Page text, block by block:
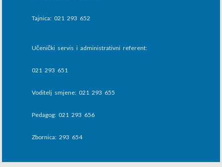
Tajnica: 021 293 652
Učenički servis i administrativni referent:
021 293 651
Voditelj smjene: 021 293 655
Pedagog: 021 293 656
Zbornica: 293 654